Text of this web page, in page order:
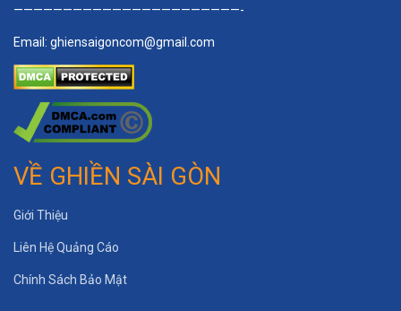
———————————————————————-
Email: ghiensaigoncom@gmail.com
VỀ GHIỀN SÀI GÒN
Giới Thiệu
Liên Hệ Quảng Cáo
Chính Sách Bảo Mật